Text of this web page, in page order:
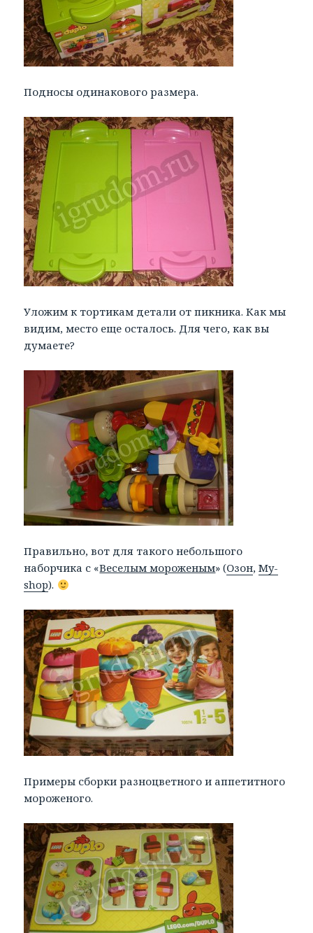
Подносы одинакового размера.
Уложим к тортикам детали от пикника. Как мы
видим, место еще осталось. Для чего, как вы
думаете?
Правильно, вот для такого небольшого
наборчика с «Веселым мороженым» (Озон,My-
shop).
Примеры сборки разноцветного и аппетитного
мороженого.